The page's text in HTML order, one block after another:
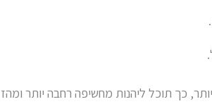
כך תוכל ליהנות מחשיפה רחבה יותר